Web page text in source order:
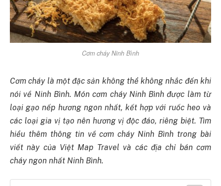
Cơm cháy Ninh Bình
Cơm cháy là một đặc sản không thể không nhắc đến khi
nói về Ninh Bình. Món cơm cháy Ninh Bình được làm từ
loại gạo nếp hương ngon nhất, kết hợp với ruốc heo và
các loại gia vị tạo nên hương vị độc đáo, riêng biệt. Tìm
hiểu thêm thông tin về cơm cháy Ninh Bình trong bài
viết này của Việt Map Travel và các địa chỉ bán cơm
cháy ngon nhất Ninh Bình.